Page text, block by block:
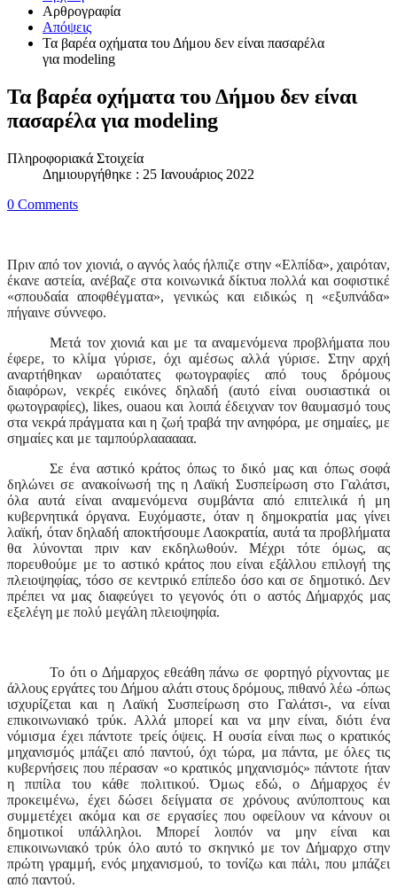
Αρθρογραφία
Απόψεις
Τα βαρέα οχήματα του Δήμου δεν είναι πασαρέλα
για modeling
Τα βαρέα οχήματα του Δήμου δεν είναι
πασαρέλα για modeling
Πληροφοριακά Στοιχεία
Δημιουργήθηκε : 25 Ιανουάριος 2022
0 Comments
Πριν από τον χιονιά, ο αγνός λαός ήλπιζε στην «Ελπίδα», χαιρόταν,
έκανε αστεία, ανέβαζε στα κοινωνικά δίκτυα πολλά και σοφιστικέ
«σπουδαία αποφθέγματα», γενικώς και ειδικώς η «εξυπνάδα»
πήγαινε σύννεφο.
Μετά τον χιονιά και με τα αναμενόμενα προβλήματα που
έφερε, το κλίμα γύρισε, όχι αμέσως αλλά γύρισε. Στην αρχή
αναρτήθηκαν ωραιότατες φωτογραφίες από τους δρόμους
διαφόρων, νεκρές εικόνες δηλαδή (αυτό είναι ουσιαστικά οι
φωτογραφίες),likes,ouaou και λοιπά έδειχναν τον θαυμασμό τους
στα νεκρά πράγματα και η ζωή τραβά την ανηφόρα, με σημαίες, με
σημαίες και με ταμπούρλαααααα.
Σε ένα αστικό κράτος όπως το δικό μας και όπως σοφά
δηλώνει σε ανακοίνωσή της η Λαϊκή Συσπείρωση στο Γαλάτσι,
όλα αυτά είναι αναμενόμενα συμβάντα από επιτελικά ή μη
κυβερνητικά όργανα. Ευχόμαστε, όταν η δημοκρατία μας γίνει
λαϊκή, όταν δηλαδή αποκτήσουμε Λαοκρατία, αυτά τα προβλήματα
θα λύνονται πριν καν εκδηλωθούν. Μέχρι τότε όμως, ας
πορευθούμε με το αστικό κράτος που είναι εξάλλου επιλογή της
πλειοψηφίας, τόσο σε κεντρικό επίπεδο όσο και σε δημοτικό. Δεν
πρέπει να μας διαφεύγει το γεγονός ότι ο αστός Δήμαρχός μας
εξελέγη με πολύ μεγάλη πλειοψηφία.
Το ότι ο Δήμαρχος εθεάθη πάνω σε φορτηγό ρίχνοντας με
άλλους εργάτες του Δήμου αλάτι στους δρόμους, πιθανό λέω -όπως
ισχυρίζεται και η Λαϊκή Συσπείρωση στο Γαλάτσι-, να είναι
επικοινωνιακό τρύκ. Αλλά μπορεί και να μην είναι, διότι ένα
νόμισμα έχει πάντοτε τρείς όψεις. Η ουσία είναι πως ο κρατικός
μηχανισμός μπάζει από παντού, όχι τώρα, μα πάντα, με όλες τις
κυβερνήσεις που πέρασαν «ο κρατικός μηχανισμός» πάντοτε ήταν
η πιπίλα του κάθε πολιτικού. Όμως εδώ, ο Δήμαρχος έν
προκειμένω, έχει δώσει δείγματα σε χρόνους ανύποπτους και
συμμετέχει ακόμα και σε εργασίες που οφείλουν να κάνουν οι
δημοτικοί υπάλληλοι. Μπορεί λοιπόν να μην είναι και
επικοινωνιακό τρύκ όλο αυτό το σκηνικό με τον Δήμαρχο στην
πρώτη γραμμή, ενός μηχανισμού, το τονίζω και πάλι, που μπάζει
από παντού.